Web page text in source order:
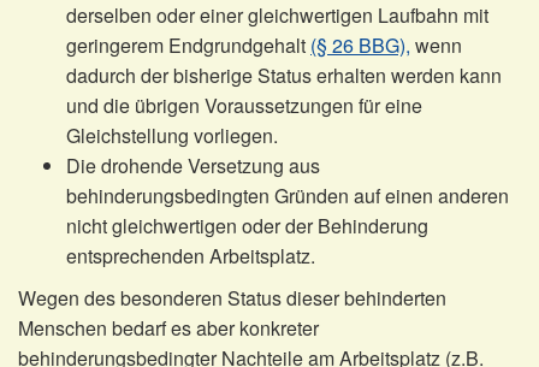
derselben oder einer gleichwertigen Laufbahn mit
geringerem Endgrundgehalt (§ 26 BBG), wenn
dadurch der bisherige Status erhalten werden kann
und die übrigen Voraussetzungen für eine
Gleichstellung vorliegen.
Die drohende Versetzung aus
behinderungsbedingten Gründen auf einen anderen
nicht gleichwertigen oder der Behinderung
entsprechenden Arbeitsplatz.
Wegen des besonderen Status dieser behinderten
Menschen bedarf es aber konkreter
behinderungsbedingter Nachteile am Arbeitsplatz (z.B.